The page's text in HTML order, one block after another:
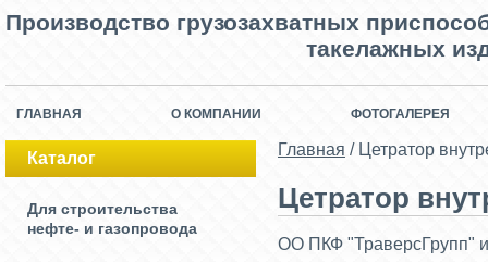
Производство грузозахватных
такелажных
ГЛАВНАЯ О КОМПАНИИ ФОТОГАЛЕРЕЯ
Каталог
Для строительства
нефте- и газопровода
Главная / Цетратор
Цетратор
ОО ПКФ "ТраверсГрупп"